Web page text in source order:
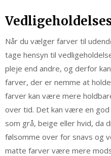
Når du vælger farver til
tage hensyn til
pleje end andre, og derfor
farver, der er nemme at
farver kan være mere
over tid. Det kan være en
som grå, beige eller hvid, da
følsomme over for snavs og
matte farver være mere